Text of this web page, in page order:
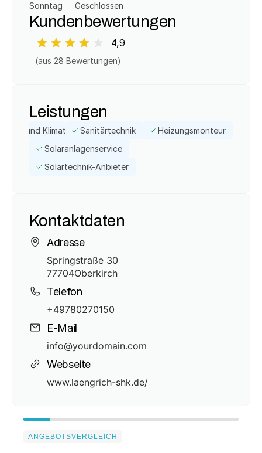
Sonntag
Geschlossen
Kundenbewertungen
4,9
(aus 28 Bewertungen)
Leistungen
und Klimatechnikbetrieb
Sanitärtechnik
Heizungsmonteur
Solaranlagenservice
Solartechnik-Anbieter
Kontaktdaten
Adresse
Springstraße 30
77704Oberkirch
Telefon
+49780270150
E-Mail
info@yourdomain.com
Webseite
www.laengrich-shk.de/
ANGEBOTSVERGLEICH